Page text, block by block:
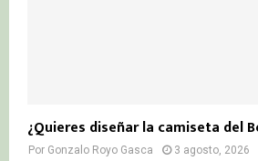
¿Quieres diseñar la camiseta del
Por Gonzalo Royo Gasca 3 agosto, 2026